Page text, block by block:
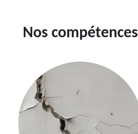
Nos compétences